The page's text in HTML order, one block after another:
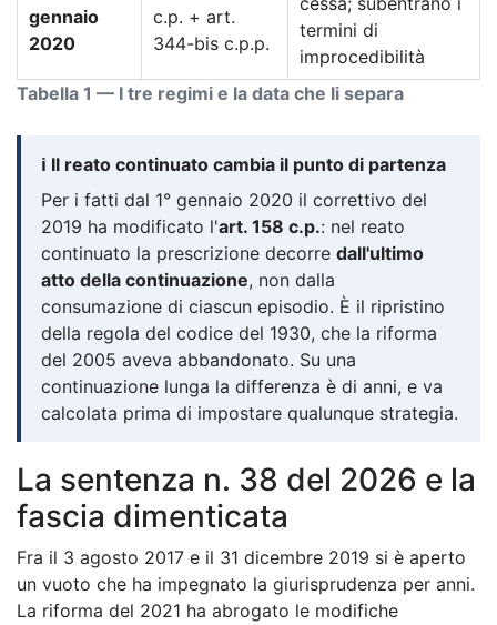
Tabella 1 — I tre regimi e la data che li separa
gennaio
2020
c.p. + art.
344-bis c.p.p.
termini di
improcedibilità
ℹ️ Il reato continuato cambia il punto di partenza
Per i fatti dal 1° gennaio 2020 il correttivo del
2019 ha modificato l'art. 158 c.p.: nel reato
continuato la prescrizione decorre dall'ultimo
atto della continuazione, non dalla
consumazione di ciascun episodio. È il ripristino
della regola del codice del 1930, che la riforma
del 2005 aveva abbandonato. Su una
continuazione lunga la differenza è di anni, e va
calcolata prima di impostare qualunque strategia.
La sentenza n. 38 del 2026 e la
fascia dimenticata
Fra il 3 agosto 2017 e il 31 dicembre 2019 si è aperto
un vuoto che ha impegnato la giurisprudenza per anni.
La riforma del 2021 ha abrogato le modifiche